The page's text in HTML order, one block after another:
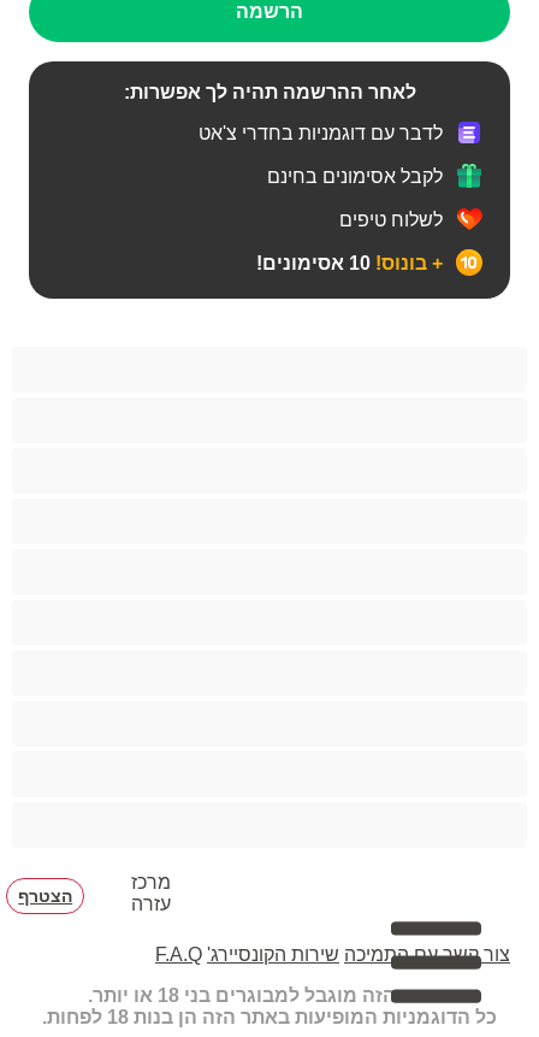
הרשמה
לאחר ההרשמה תהיה לך אפשרות:
לדבר עם דוגמניות בחדרי צ'אט
לקבל אסימונים בחינם
לשלוח טיפים
+ בונוס!
מרכז
עזרה
הצטרף
צור קשר עם התמיכה שירות הקונסיירג' F.A.Q
האתר הזה מוגבל למבוגרים בני 18 או יותר.
כל הדוגמניות המופיעות באתר הזה הן בנות 18 לפחות.